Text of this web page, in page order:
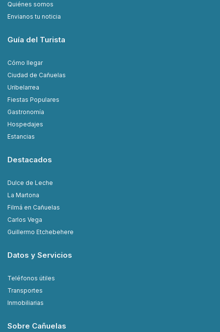
Quiénes somos
Envianos tu noticia
Guía del Turista
Cómo llegar
Ciudad de Cañuelas
Uribelarrea
Fiestas Populares
Gastronomía
Hospedajes
Estancias
Destacados
Dulce de Leche
La Martona
Filmá en Cañuelas
Carlos Vega
Guillermo Etchebehere
Datos y Servicios
Teléfonos útiles
Transportes
Inmobiliarias
Sobre Cañuelas